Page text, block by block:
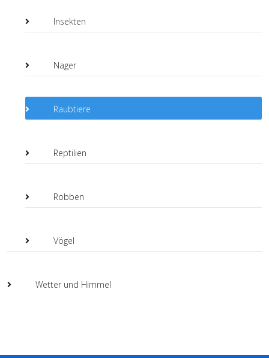
Insekten
Nager
Raubtiere
Reptilien
Robben
Vögel
Wetter und Himmel